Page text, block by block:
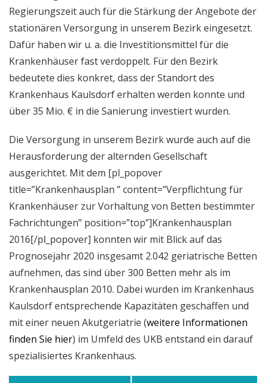
Regierungszeit auch für die Stärkung der Angebote der
stationären Versorgung in unserem Bezirk eingesetzt.
Dafür haben wir u. a. die Investitionsmittel für die
Krankenhäuser fast verdoppelt. Für den Bezirk
bedeutete dies konkret, dass der Standort des
Krankenhaus Kaulsdorf erhalten werden konnte und
über 35 Mio. € in die Sanierung investiert wurden.
Die Versorgung in unserem Bezirk wurde auch auf die
Herausforderung der alternden Gesellschaft
ausgerichtet. Mit dem [pl_popover
title=”Krankenhausplan ” content=”Verpflichtung für
Krankenhäuser zur Vorhaltung von Betten bestimmter
Fachrichtungen” position=”top”]Krankenhausplan
2016[/pl_popover] konnten wir mit Blick auf das
Prognosejahr 2020 insgesamt 2.042 geriatrische Betten
aufnehmen, das sind über 300 Betten mehr als im
Krankenhausplan 2010. Dabei wurden im Krankenhaus
Kaulsdorf entsprechende Kapazitäten geschaffen und
mit einer neuen Akutgeriatrie (weitere Informationen
finden Sie hier) im Umfeld des UKB entstand ein darauf
spezialisiertes Krankenhaus.